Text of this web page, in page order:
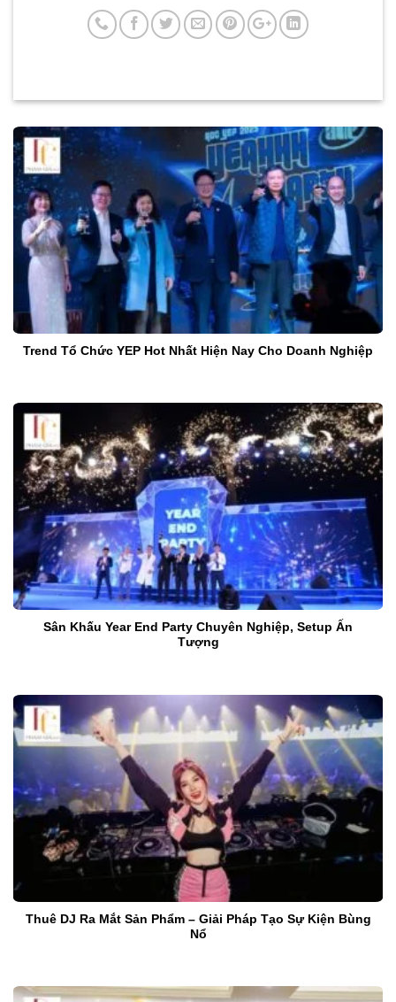
Trend Tổ Chức YEP Hot Nhất Hiện Nay Cho Doanh Nghiệp
Sân Khấu Year End Party Chuyên Nghiệp, Setup Ấn
Tượng
Thuê DJ Ra Mắt Sản Phẩm – Giải Pháp Tạo Sự Kiện Bùng
Nổ